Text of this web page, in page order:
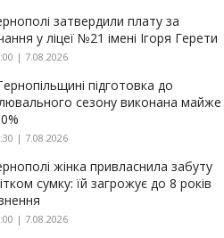
затвердили плату за
у ліцеї №21 імені Ігоря Герети
| 7.08.2026
підготовка до
сезону виконана майже
| 7.08.2026
жінка привласнила забуту
сумку: їй загрожує до 8 років
| 7.08.2026